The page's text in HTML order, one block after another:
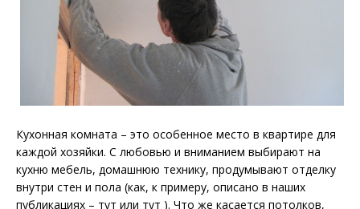
Кухонная комната – это особенное место в квартире для
каждой хозяйки. С любовью и вниманием выбирают на
кухню мебель, домашнюю технику, продумывают отделку
внутри стен и пола (как, к примеру, описано в наших
публикациях – тут или тут ). Что же касается потолков,